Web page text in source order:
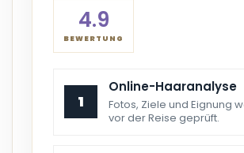
4.9
BEWERTUNG
1
Online-Haaranalyse
Fotos, Ziele und Eignung
vor der Reise geprüft.